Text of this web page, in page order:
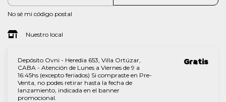
No sé mi código postal
Nuestro local
Depósito Ovni - Heredia 653, Villa Ortúzar,
CABA - Atención de Lunes a Viernes de 9 a
16:45hs (excepto feriados) Si compraste en Pre-
Venta, no podes retirar hasta la fecha de
lanzamiento, indicada en el banner
promocional.
Gratis